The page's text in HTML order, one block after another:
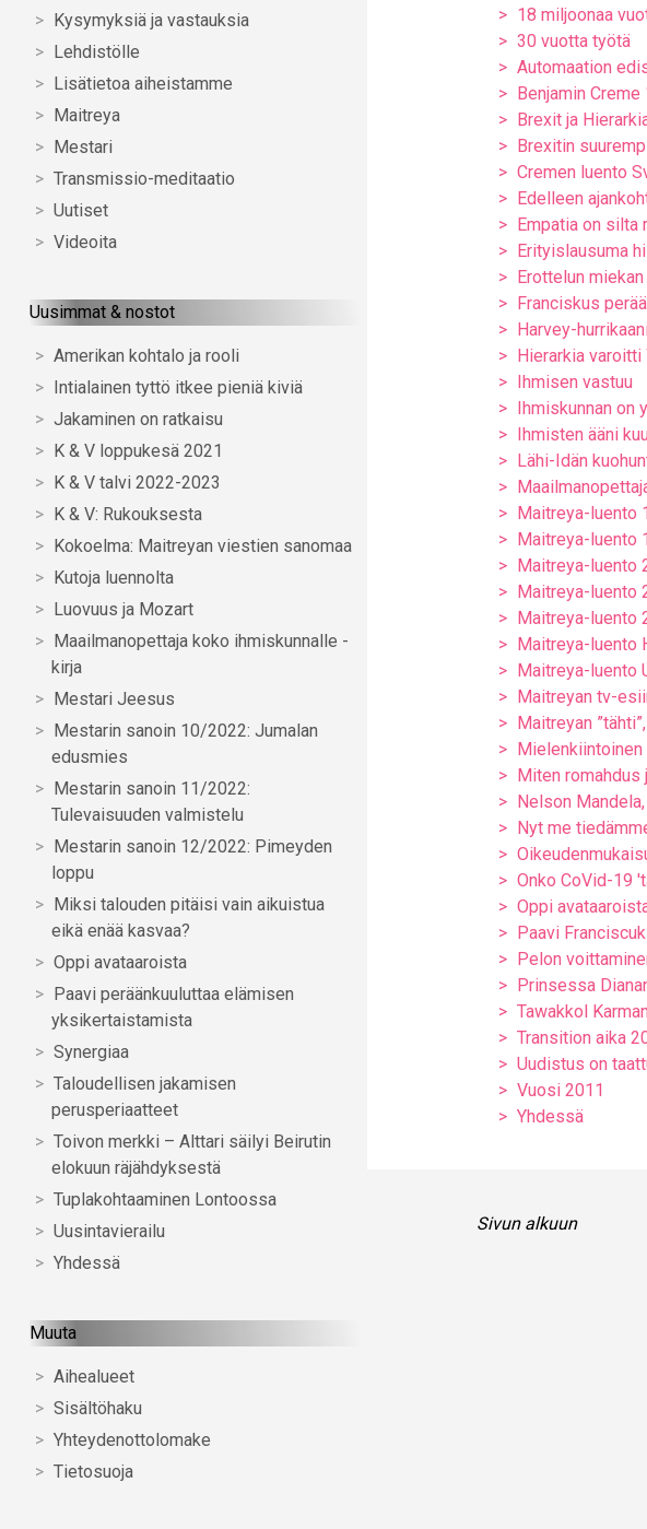
Kysymyksiä ja vastauksia
Lehdistölle
Lisätietoa aiheistamme
Maitreya
Mestari
Transmissio-meditaatio
Uutiset
Videoita
Uusimmat & nostot
Amerikan kohtalo ja rooli
Intialainen tyttö itkee pieniä kiviä
Jakaminen on ratkaisu
K & V loppukesä 2021
K & V talvi 2022-2023
K & V: Rukouksesta
Kokoelma: Maitreyan viestien sanomaa
Kutoja luennolta
Luovuus ja Mozart
Maailmanopettaja koko ihmiskunnalle -
kirja
Mestari Jeesus
Mestarin sanoin 10/2022: Jumalan
edusmies
Mestarin sanoin 11/2022:
Tulevaisuuden valmistelu
Mestarin sanoin 12/2022: Pimeyden
loppu
Miksi talouden pitäisi vain aikuistua
eikä enää kasvaa?
Oppi avataaroista
Paavi peräänkuuluttaa elämisen
yksikertaistamista
Synergiaa
Taloudellisen jakamisen
perusperiaatteet
Toivon merkki – Alttari säilyi Beirutin
elokuun räjähdyksestä
Tuplakohtaaminen Lontoossa
Uusintavierailu
Yhdessä
Muuta
Aihealueet
Sisältöhaku
Yhteydenottolomake
Tietosuoja
18 miljoonaa
30 vuotta työtä
Automaation
Benjamin
Brexit ja
Brexitin
Cremen luento
Edelleen
Empatia on silta
Erityislausuma
Erottelun
Franciskus
Harvey-
Hierarkia
Ihmisen vastuu
Ihmiskunnan on
Ihmisten ääni
Lähi-Idän
Maitreya-luento
Maitreya-luento
Maitreya-luento
Maitreya-luento
Maitreya-luento
Maitreya-luento
Maitreya-luento
Maitreyan tv-
Maitreyan
Mielenkiintoinen
Miten romahdus
Nelson
Nyt me
Onko CoVid-19
Oppi
Paavi
Pelon
Prinsessa
Tawakkol
Transition aika
Uudistus on
Vuosi 2011
Yhdessä
Sivun alkuun